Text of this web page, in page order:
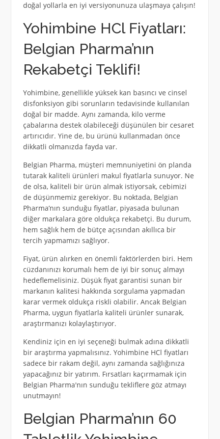
doğal yollarla en iyi versiyonunuza ulaşmaya çalışın!
Yohimbine HCl Fiyatları:
Belgian Pharma’nın
Rekabetçi Teklifi!
Yohimbine, genellikle yüksek kan basıncı ve cinsel
disfonksiyon gibi sorunların tedavisinde kullanılan
doğal bir madde. Aynı zamanda, kilo verme
çabalarına destek olabileceği düşünülen bir cesaret
artırıcıdır. Yine de, bu ürünü kullanmadan önce
dikkatli olmanızda fayda var.
Belgian Pharma, müşteri memnuniyetini ön planda
tutarak kaliteli ürünleri makul fiyatlarla sunuyor. Ne
de olsa, kaliteli bir ürün almak istiyorsak, cebimizi
de düşünmemiz gerekiyor. Bu noktada, Belgian
Pharma’nın sunduğu fiyatlar, piyasada bulunan
diğer markalara göre oldukça rekabetçi. Bu durum,
hem sağlık hem de bütçe açısından akıllıca bir
tercih yapmamızı sağlıyor.
Fiyat, ürün alırken en önemli faktörlerden biri. Hem
cüzdanınızı korumalı hem de iyi bir sonuç almayı
hedeflemelisiniz. Düşük fiyat garantisi sunan bir
markanın kalitesi hakkında sorgulama yapmadan
karar vermek oldukça riskli olabilir. Ancak Belgian
Pharma, uygun fiyatlarla kaliteli ürünler sunarak,
araştırmanızı kolaylaştırıyor.
Kendiniz için en iyi seçeneği bulmak adına dikkatli
bir araştırma yapmalısınız. Yohimbine HCl fiyatları
sadece bir rakam değil, aynı zamanda sağlığınıza
yapacağınız bir yatırım. Fırsatları kaçırmamak için
Belgian Pharma'nın sunduğu tekliflere göz atmayı
unutmayın!
Belgian Pharma’nın 60